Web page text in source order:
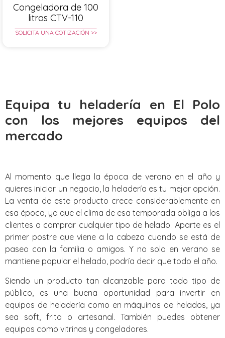
Congeladora de 100
litros CTV-110
SOLICITA UNA COTIZACIÓN >>
Equipa tu heladería en El Polo
con los mejores equipos del
mercado
Al momento que llega la época de verano en el año y
quieres iniciar un negocio, la heladería es tu mejor opción.
La venta de este producto crece considerablemente en
esa época, ya que el clima de esa temporada obliga a los
clientes a comprar cualquier tipo de helado. Aparte es el
primer postre que viene a la cabeza cuando se está de
paseo con la familia o amigos. Y no solo en verano se
mantiene popular el helado, podría decir que todo el año.
Siendo un producto tan alcanzable para todo tipo de
público, es una buena oportunidad para invertir en
equipos de heladería como en máquinas de helados, ya
sea soft, frito o artesanal. También puedes obtener
equipos como vitrinas y congeladores.